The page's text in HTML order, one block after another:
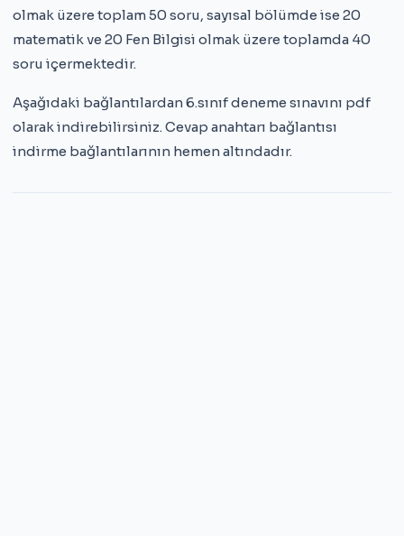
olmak üzere toplam 50 soru, sayısal bölümde ise 20
matematik ve 20 Fen Bilgisi olmak üzere toplamda 40
soru içermektedir.
Aşağıdaki bağlantılardan 6.sınıf deneme sınavını pdf
olarak indirebilirsiniz. Cevap anahtarı bağlantısı
indirme bağlantılarının hemen altındadır.